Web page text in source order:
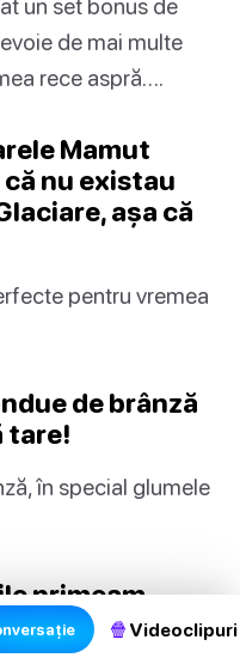
un set bonus de
de mai multe
rece aspră….
Mamut
nu existau
așa că
pentru vremea
de brânză
tare!
în special glumele
primeam
🍿 Videoclipuri